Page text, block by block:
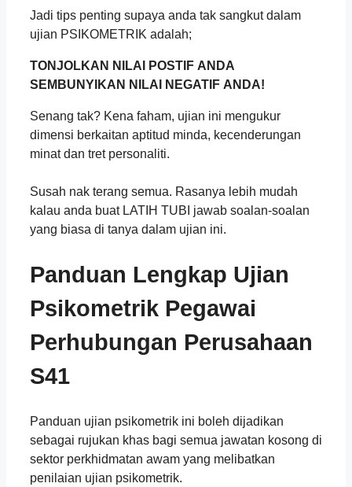
Jadi tips penting supaya anda tak sangkut dalam
ujian PSIKOMETRIK adalah;
TONJOLKAN NILAI POSTIF ANDA
SEMBUNYIKAN NILAI NEGATIF ANDA!
Senang tak? Kena faham, ujian ini mengukur
dimensi berkaitan aptitud minda, kecenderungan
minat dan tret personaliti.
Susah nak terang semua. Rasanya lebih mudah
kalau anda buat LATIH TUBI jawab soalan-soalan
yang biasa di tanya dalam ujian ini.
Panduan Lengkap Ujian
Psikometrik Pegawai
Perhubungan Perusahaan
S41
Panduan ujian psikometrik ini boleh dijadikan
sebagai rujukan khas bagi semua jawatan kosong di
sektor perkhidmatan awam yang melibatkan
penilaian ujian psikometrik.